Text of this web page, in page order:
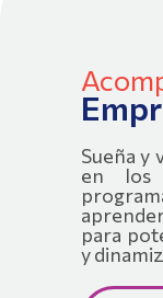
Sueña y
en los
para
y